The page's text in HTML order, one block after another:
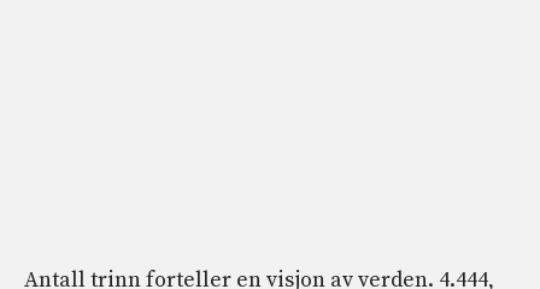
Antall trinn forteller en visjon av verden. 4.444,